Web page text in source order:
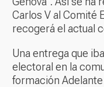
Carlos V al Comité
recogerá el actual
Una entrega que
electoral en la
formación